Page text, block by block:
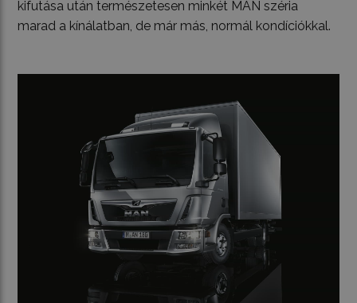
kifutása után természetesen minkét MAN széria
marad a kínálatban, de már más, normál kondíciókkal.